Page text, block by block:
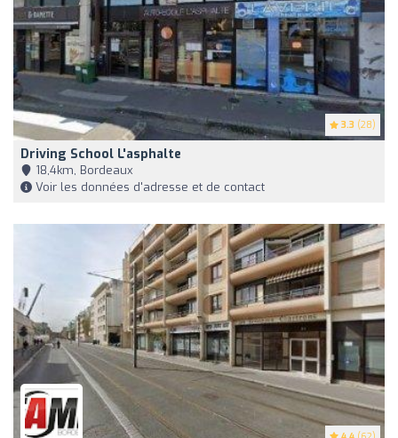
3.3 (28)
Driving School L'asphalte
18,4km, Bordeaux
Voir les données d'adresse et de contact